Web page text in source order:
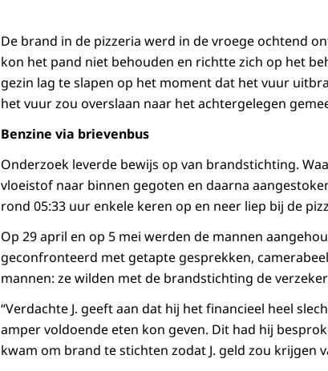
De brand in de pizzeria werd in de vroege ochtend
kon het pand niet behouden en richtte zich op het
gezin lag te slapen op het moment dat het vuur
het vuur zou overslaan naar het achtergelegen
Benzine via brievenbus
Onderzoek leverde bewijs op van brandstichting.
vloeistof naar binnen gegoten en daarna
rond 05:33 uur enkele keren op en neer liep bij de
Op 29 april en op 5 mei werden de mannen
geconfronteerd met getapte gesprekken,
mannen: ze wilden met de brandstichting de
“Verdachte J. geeft aan dat hij het financieel heel
amper voldoende eten kon geven. Dit had hij
kwam om brand te stichten zodat J. geld zou krijgen